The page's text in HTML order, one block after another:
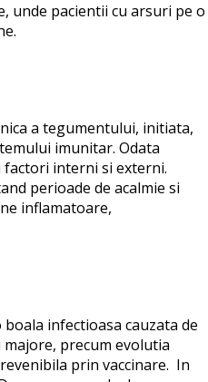
unde pacientii cu arsuri pe o
a tegumentului, initiata,
imunitar. Odata
factori interni si externi.
perioade de acalmie si
inflamatoare,
infectioasa cauzata de
precum evolutia
prin vaccinare. In